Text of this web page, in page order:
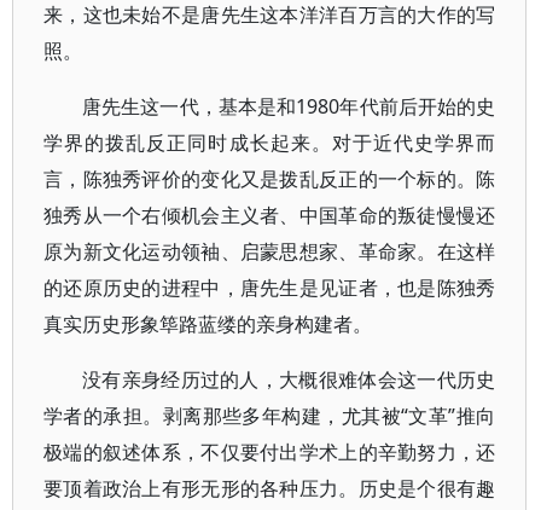
来，这也未始不是唐先生这本洋洋百万言的大作的写
照。
唐先生这一代，基本是和1980年代前后开始的史
学界的拨乱反正同时成长起来。对于近代史学界而
言，陈独秀评价的变化又是拨乱反正的一个标的。陈
独秀从一个右倾机会主义者、中国革命的叛徒慢慢还
原为新文化运动领袖、启蒙思想家、革命家。在这样
的还原历史的进程中，唐先生是见证者，也是陈独秀
真实历史形象筚路蓝缕的亲身构建者。
没有亲身经历过的人，大概很难体会这一代历史
学者的承担。剥离那些多年构建，尤其被“文革”推向
极端的叙述体系，不仅要付出学术上的辛勤努力，还
要顶着政治上有形无形的各种压力。历史是个很有趣